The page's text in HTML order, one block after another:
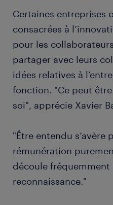
Certaines entreprises
consacrées à
pour les
partager avec leurs
idées relatives à
fonction. "Ce peut
soi", apprécie Xavier
"Être entendu s’avère
rémunération
découle fréquemment
reconnaissance."